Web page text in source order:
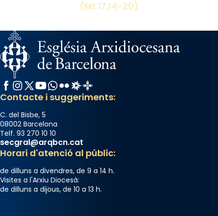
(Mt 17,14-20)
Facebook
Instagram
X / Twitter
YouTube
WhatsApp
FlickrRadio Estel
Catalunya Cristiana
Contacte i suggeriments:
C. del Bisbe, 5
08002 Barcelona
Telf. 93 270 10 10
secgral@arqbcn.cat
Horari d'atenció al públic:
de dilluns a divendres, de 9 a 14 h.
Visites a l'Arxiu Diocesà:
de dilluns a dijous, de 10 a 13 h.